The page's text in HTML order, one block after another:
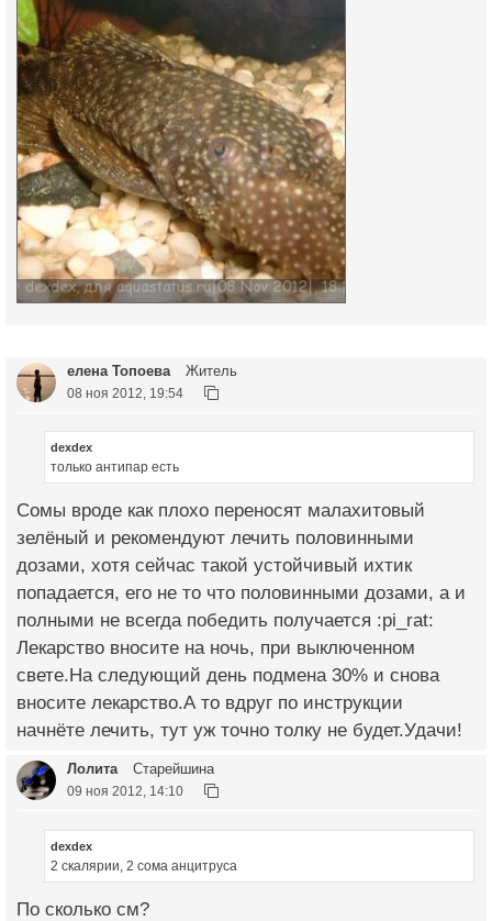
елена Топоева Житель
08 ноя 2012, 19:54
dexdex
только антипар есть
Сомы вроде как плохо переносят малахитовый
зелёный и рекомендуют лечить половинными
дозами, хотя сейчас такой устойчивый ихтик
попадается, его не то что половинными дозами, а и
полными не всегда победить получается :pi_rat:
Лекарство вносите на ночь, при выключенном
свете.На следующий день подмена 30% и снова
вносите лекарство.А то вдруг по инструкции
начнёте лечить, тут уж точно толку не будет.Удачи!
Лолита Старейшина
09 ноя 2012, 14:10
dexdex
2 скалярии, 2 сома анцитруса
По сколько см?